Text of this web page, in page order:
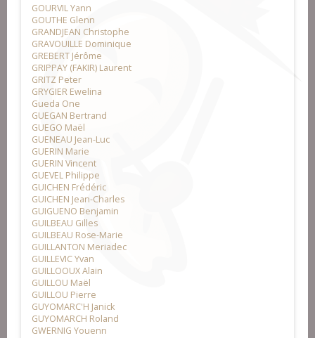
GOURVIL Yann
GOUTHE Glenn
GRANDJEAN Christophe
GRAVOUILLE Dominique
GREBERT Jérôme
GRIPPAY (FAKIR) Laurent
GRITZ Peter
GRYGIER Ewelina
Gueda One
GUEGAN Bertrand
GUEGO Maël
GUENEAU Jean-Luc
GUERIN Marie
GUERIN Vincent
GUEVEL Philippe
GUICHEN Frédéric
GUICHEN Jean-Charles
GUIGUENO Benjamin
GUILBEAU Gilles
GUILBEAU Rose-Marie
GUILLANTON Meriadec
GUILLEVIC Yvan
GUILLOOUX Alain
GUILLOU Maël
GUILLOU Pierre
GUYOMARC'H Janick
GUYOMARCH Roland
GWERNIG Youenn